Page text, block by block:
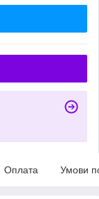
Оплата Умови